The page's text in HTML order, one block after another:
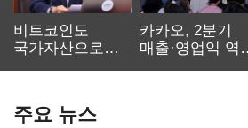
비트코인도
국가자산으로…'
카카오, 2분기
매출·영업익 역
주요 뉴스